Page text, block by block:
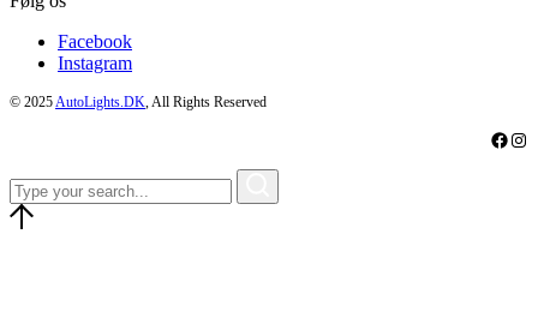
Facebook
Instagram
© 2025AutoLights.DK, All Rights Reserved